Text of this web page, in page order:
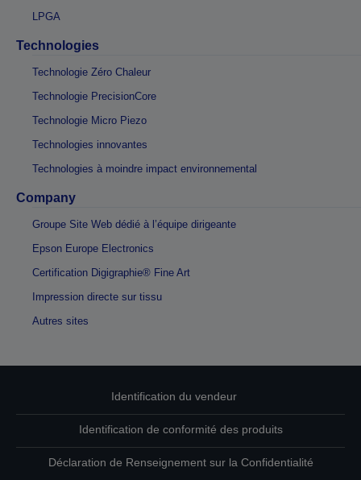
LPGA
Technologies
Technologie Zéro Chaleur
Technologie PrecisionCore
Technologie Micro Piezo
Technologies innovantes
Technologies à moindre impact environnemental
Company
Groupe Site Web dédié à l’équipe dirigeante
Epson Europe Electronics
Certification Digigraphie® Fine Art
Impression directe sur tissu
Autres sites
Identification du vendeur
Identification de conformité des produits
Déclaration de Renseignement sur la Confidentialité